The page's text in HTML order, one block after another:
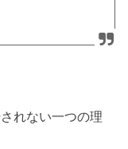
れない一つの理